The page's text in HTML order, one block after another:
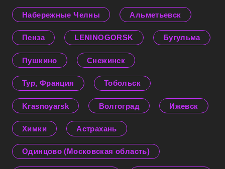
Набережные Челны Альметьевск
Пенза LENINOGORSK Бугульма
Пушкино Снежинск
Тур, Франция Тобольск
Krasnoyarsk Волгоград Ижевск
Химки Астрахань
Одинцово (Московская область)